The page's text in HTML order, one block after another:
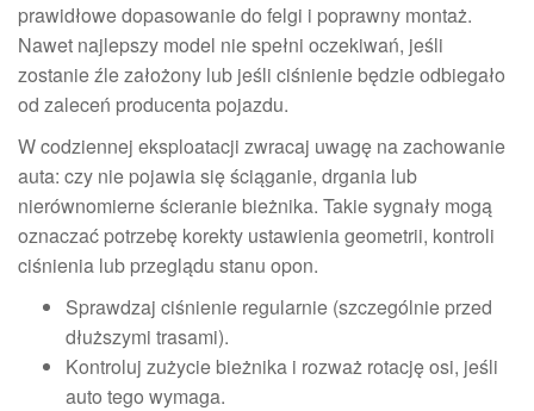
prawidłowe dopasowanie do felgi i poprawny montaż.
Nawet najlepszy model nie spełni oczekiwań, jeśli
zostanie źle założony lub jeśli ciśnienie będzie odbiegało
od zaleceń producenta pojazdu.
W codziennej eksploatacji zwracaj uwagę na zachowanie
auta: czy nie pojawia się ściąganie, drgania lub
nierównomierne ścieranie bieżnika. Takie sygnały mogą
oznaczać potrzebę korekty ustawienia geometrii, kontroli
ciśnienia lub przeglądu stanu opon.
Sprawdzaj ciśnienie regularnie (szczególnie przed
dłuższymi trasami).
Kontroluj zużycie bieżnika i rozważ rotację osi, jeśli
auto tego wymaga.